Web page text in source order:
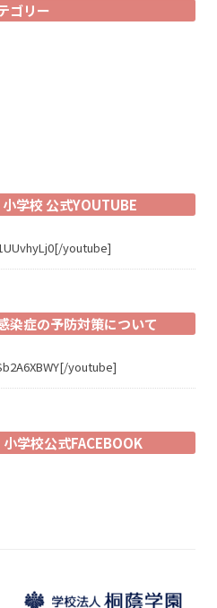
ゴリー
学校 公式YOUTUBE
youtube]
染症の予防対策について
youtube]
学校公式FACEBOOK